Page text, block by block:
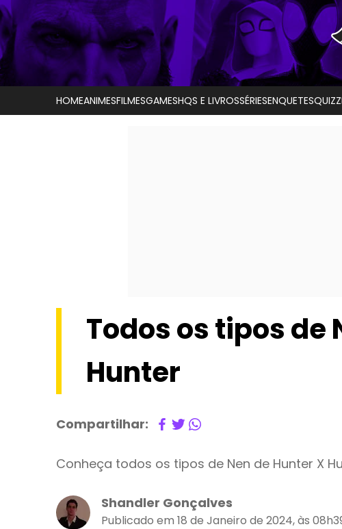
HOMEANIMESFILMESGAMESHQS E LIVROSSÉRIESENQUETES
Todos os tipos de
Hunter
Compartilhar:
Conheça todos os tipos de Nen de Hunter X
Shandler Gonçalves
Publicado em 18 de Janeiro de 2024, às